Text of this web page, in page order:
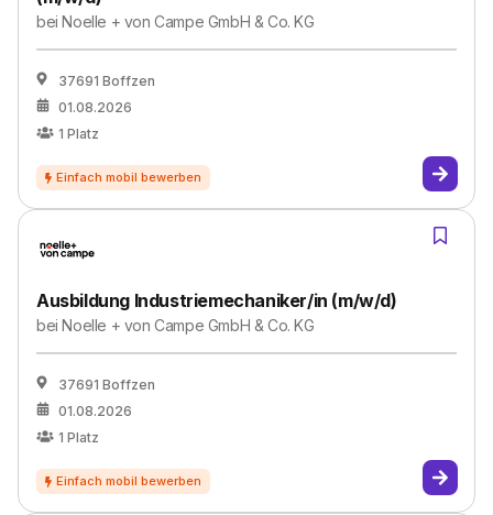
beiNoelle + von Campe GmbH & Co. KG
37691 Boffzen
01.08.2026
1 Platz
Ausbildung Industriemechaniker/in (m/w/d)
beiNoelle + von Campe GmbH & Co. KG
37691 Boffzen
01.08.2026
1 Platz